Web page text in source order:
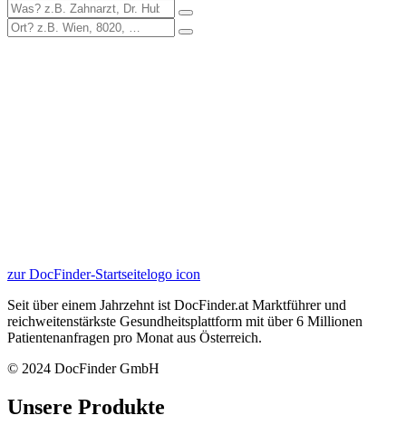
zur DocFinder-Startseitelogo icon
Seit über einem Jahrzehnt ist DocFinder.at Marktführer und
reichweitenstärkste Gesundheitsplattform mit über 6 Millionen
Patientenanfragen pro Monat aus Österreich.
© 2024 DocFinder GmbH
Unsere Produkte